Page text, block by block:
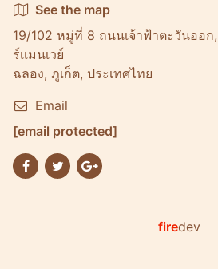
See the map
19/102 หมู่ที่ 8 ถนนเจ้าฟ้าตะวันออก
ร์เเมนเวย์
ฉลอง, ภูเก็ต, ประเทศไทย
Email
[email protected]
firedev